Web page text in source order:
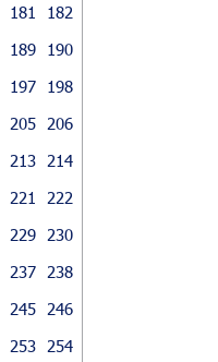
181
182
189
190
197
198
205
206
213
214
221
222
229
230
237
238
245
246
253
254